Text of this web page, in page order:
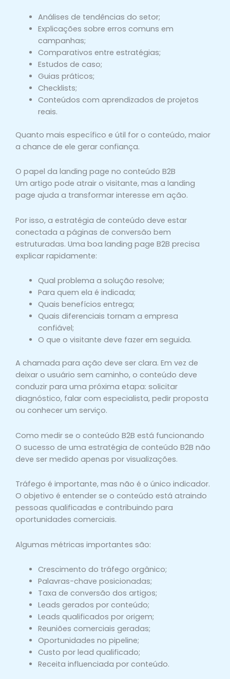
Análises de tendências do setor;
Explicações sobre erros comuns em
campanhas;
Comparativos entre estratégias;
Estudos de caso;
Guias práticos;
Checklists;
Conteúdos com aprendizados de projetos
reais.
Quanto mais específico e útil for o conteúdo, maior
a chance de ele gerar confiança.
O papel da landing page no conteúdo B2B
Um artigo pode atrair o visitante, mas a landing
page ajuda a transformar interesse em ação.
Por isso, a estratégia de conteúdo deve estar
conectada a páginas de conversão bem
estruturadas. Uma boa landing page B2B precisa
explicar rapidamente:
Qual problema a solução resolve;
Para quem ela é indicada;
Quais benefícios entrega;
Quais diferenciais tornam a empresa
confiável;
O que o visitante deve fazer em seguida.
A chamada para ação deve ser clara. Em vez de
deixar o usuário sem caminho, o conteúdo deve
conduzir para uma próxima etapa: solicitar
diagnóstico, falar com especialista, pedir proposta
ou conhecer um serviço.
Como medir se o conteúdo B2B está funcionando
O sucesso de uma estratégia de conteúdo B2B não
deve ser medido apenas por visualizações.
Tráfego é importante, mas não é o único indicador.
O objetivo é entender se o conteúdo está atraindo
pessoas qualificadas e contribuindo para
oportunidades comerciais.
Algumas métricas importantes são:
Crescimento do tráfego orgânico;
Palavras-chave posicionadas;
Taxa de conversão dos artigos;
Leads gerados por conteúdo;
Leads qualificados por origem;
Reuniões comerciais geradas;
Oportunidades no pipeline;
Custo por lead qualificado;
Receita influenciada por conteúdo.